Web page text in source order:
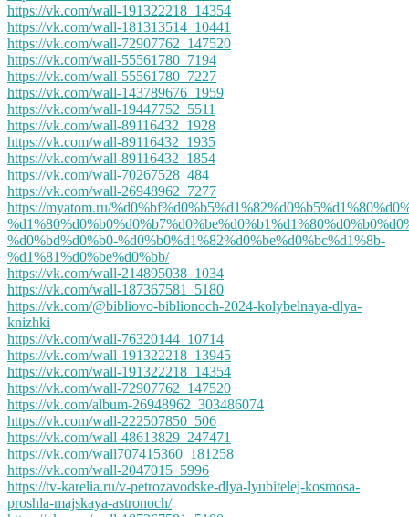
https://vk.com/wall-191322218_14354
https://vk.com/wall-181313514_10441
https://vk.com/wall-72907762_147520
https://vk.com/wall-55561780_7194
https://vk.com/wall-55561780_7227
https://vk.com/wall-143789676_1959
https://vk.com/wall-19447752_5511
https://vk.com/wall-89116432_1928
https://vk.com/wall-89116432_1935
https://vk.com/wall-89116432_1854
https://vk.com/wall-70267528_484
https://vk.com/wall-26948962_7277
https://myatom.ru/
%d0%bd%d0%b0-%d0%b0%d1%82%d0%be%d0%bc%d1%8b-
%d1%81%d0%be%d0%bb/
https://vk.com/wall-214895038_1034
https://vk.com/wall-187367581_5180
https://vk.com/@bibliovo-biblionoch-2024-kolybelnaya-dlya-
knizhki
https://vk.com/wall-76320144_10714
https://vk.com/wall-191322218_13945
https://vk.com/wall-191322218_14354
https://vk.com/wall-72907762_147520
https://vk.com/album-26948962_303486074
https://vk.com/wall-222507850_506
https://vk.com/wall-48613829_247471
https://vk.com/wall707415360_181258
https://vk.com/wall-2047015_5996
https://tv-karelia.ru/v-petrozavodske-dlya-lyubitelej-kosmosa-
proshla-majskaya-astronoch/